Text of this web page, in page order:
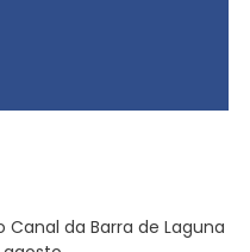
Canal da Barra de Laguna